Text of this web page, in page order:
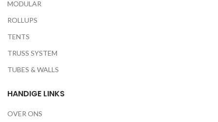
MODULAR
ROLLUPS
TENTS
TRUSS SYSTEM
TUBES & WALLS
HANDIGE LINKS
OVER ONS